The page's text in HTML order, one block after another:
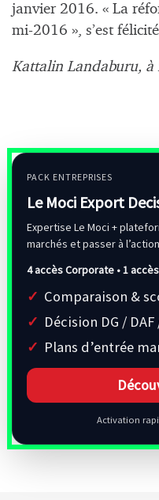
janvier 2016. « La
mi-2016 », s’est
Kattalin Landaburu, à
PACK ENTREPRISES
Le Moci Export
Expertise Le Moci +
marchés et passer à
4 accès Corporate • 1
Comparaison &
Décision DG /
Plans d’entrée
Activation